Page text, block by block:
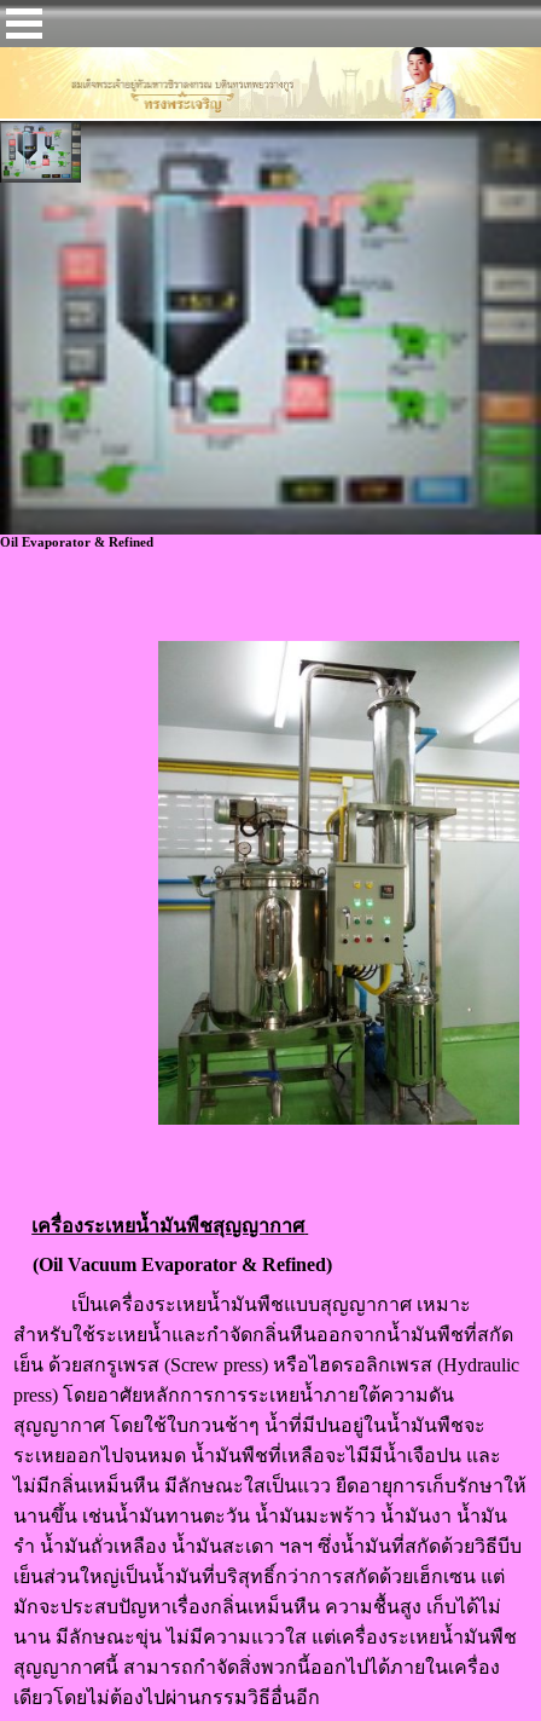
Oil Evaporator & Refined
เครื่องระเหยน้ำมันพืชสุญญากาศ
(Oil Vacuum Evaporator & Refined)
เป็นเครื่องระเหยน้ำมันพืชแบบสุญญากาศ เหมาะ
สำหรับใช้ระเหยน้ำและกำจัดกลิ่นหืนออกจากน้ำมันพืชที่สกัด
เย็น ด้วยสกรูเพรส (Screw press) หรือไฮดรอลิกเพรส (Hydraulic
press) โดยอาศัยหลักการการระเหยน้ำภายใต้ความดัน
สุญญากาศ โดยใช้ใบกวนช้าๆ น้ำที่มีปนอยู่ในน้ำมันพืชจะ
ระเหยออกไปจนหมด น้ำมันพืชที่เหลือจะไมีมีน้ำเจือปน และ
ไม่มีกลิ่นเหม็นหืน มีลักษณะใสเป็นแวว ยืดอายุการเก็บรักษาให้
นานขึ้น เช่นน้ำมันทานตะวัน น้ำมันมะพร้าว น้ำมันงา น้ำมัน
รำ น้ำมันถั่วเหลือง น้ำมันสะเดา ฯลฯ ซึ่งน้ำมันที่สกัดด้วยวิธีบีบ
เย็นส่วนใหญ่เป็นน้ำมันที่บริสุทธิ์กว่าการสกัดด้วยเฮ็กเซน แต่
มักจะประสบปัญหาเรื่องกลิ่นเหม็นหืน ความชื้นสูง เก็บได้ไม่
นาน มีลักษณะขุ่น ไม่มีความแววใส แต่เครื่องระเหยน้ำมันพืช
สุญญากาศนี้ สามารถกำจัดสิ่งพวกนี้ออกไปได้ภายในเครื่อง
เดียวโดยไม่ต้องไปผ่านกรรมวิธีอื่นอีก